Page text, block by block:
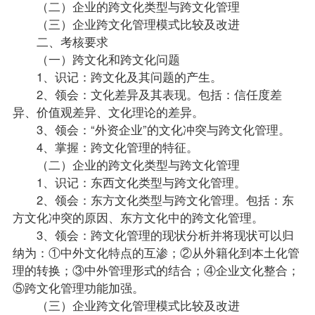
（二）企业的跨文化类型与跨文化管理
（三）企业跨文化管理模式比较及改进
二、考核要求
（一）跨文化和跨文化问题
1、识记：跨文化及其问题的产生。
2、领会：文化差异及其表现。包括：信任度差
异、价值观差异、文化理论的差异。
3、领会：“外资企业”的文化冲突与跨文化管理。
4、掌握：跨文化管理的特征。
（二）企业的跨文化类型与跨文化管理
1、识记：东西文化类型与跨文化管理。
2、领会：东方文化类型与跨文化管理。包括：东
方文化冲突的原因、东方文化中的跨文化管理。
3、领会：跨文化管理的现状分析并将现状可以归
纳为：①中外文化特点的互渗；②从外籍化到本土化管
理的转换；③中外管理形式的结合；④企业文化整合；
⑤跨文化管理功能加强。
（三）企业跨文化管理模式比较及改进